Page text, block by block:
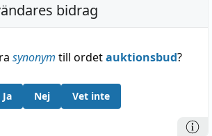
bidrag
synonym till ordetauktionsbud?
Ja Nej Vet inte